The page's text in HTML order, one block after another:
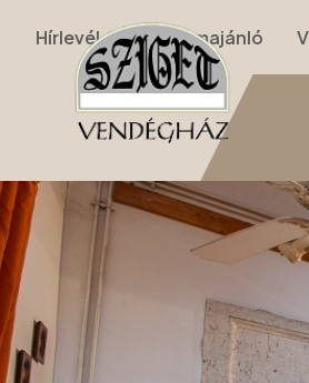
Hírlevél Programajánló
Nyitólap › Apartmanok › II.